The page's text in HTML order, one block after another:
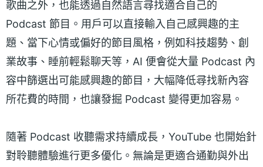
歌曲之外，也能透過自然語言尋找適合自己的
Podcast 節目。用戶可以直接輸入自己感興趣的主
題、當下心情或偏好的節目風格，例如科技趨勢、創
業故事、睡前輕鬆聊天等，AI 便會從大量 Podcast 內
容中篩選出可能感興趣的節目，大幅降低尋找新內容
所花費的時間，也讓發掘 Podcast 變得更加容易。
隨著 Podcast 收聽需求持續成長，YouTube 也開始針
對聆聽體驗進行更多優化。無論是更適合通勤與外出